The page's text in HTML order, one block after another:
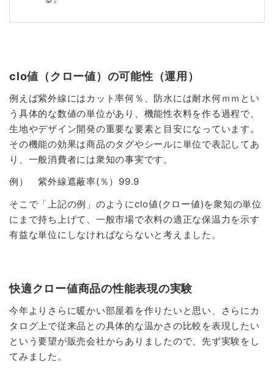
clo値（クロー値）の可能性（運用）
例えば紫外線にはカット率何％、防水には耐水何ｍｍとい
う具体的な数値の単位があり、機能性衣料を作る過程で、
生地やデザイン開発の重要な要素と目安になっています。
その機能の効果は商品のタグやシールに単位で表記してあ
り、一般消費者には衆知の事実です。
例） 紫外線遮蔽率(％）99.9
そこで「上記の例」のようにclo値(クロー値)を衆知の単位
にまで持ち上げて、一般市場で衣料の適正な保温力を示す
有益な単位にしなければならないと考えました。
快適クロー値商品の性能表現の実験
今年よりさらに暖かい部屋着を作りたいと思い、さらにカ
タログ上で従来品との具体的な温かさの比較を表現したい
という要望が販売会社からありましたので、先ず実験をし
てみました。